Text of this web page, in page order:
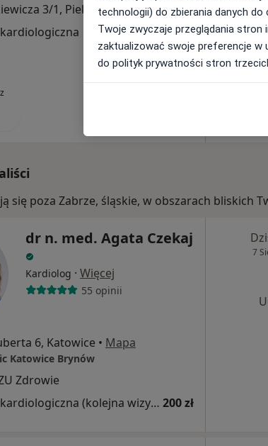
3/1, Piekary Śląskie• Mapa
od 220 zł
się poza Zabrze, śląskie, w obszarach bliskich
dr n. med. Agata Czekaj
Kardiolog · Więcej
55 opinii
6, Katowice • Mapa
Katowice Brynów
Zdrowie
Konsultacja kardiologiczna (kolejna wizyta) 200 zł
7
technologii) do zbierania danych
Twoje zwyczaje przeglądania
zaktualizować swoje preferencje w
do polityk prywatności stron